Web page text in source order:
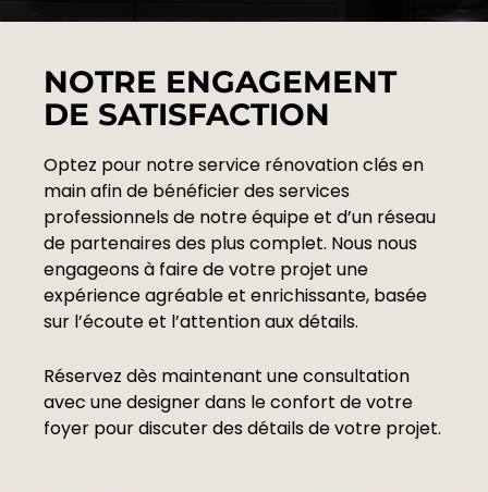
NOTRE ENGAGEMENT
DE SATISFACTION
Optez pour notre service rénovation clés en
main afin de bénéficier des services
professionnels de notre équipe et d’un réseau
de partenaires des plus complet. Nous nous
engageons à faire de votre projet une
expérience agréable et enrichissante, basée
sur l’écoute et l’attention aux détails.
Réservez dès maintenant une consultation
avec une designer dans le confort de votre
foyer pour discuter des détails de votre projet.